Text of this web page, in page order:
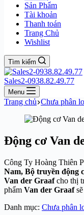
Sản Phẩm
Tài khoản
Thanh toán
Trang Chủ
Wishlist
Tìm kiếm
Sales2-0938.82.49.77
Menu
Trang chủ Chưa phân
Động cơ Van
Công Ty Hoàng Thiên
Nam, Bộ truyền động
Van der Graafcho thị
phẩm Van der Graaf
Danh mục: Chưa phân